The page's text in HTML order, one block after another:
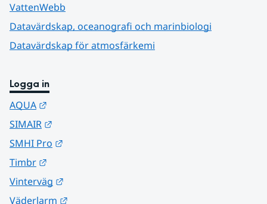
VattenWebb
Datavärdskap, oceanografi och marinbiologi
Datavärdskap för atmosfärkemi
Logga in
AQUA
SIMAIR
SMHI Pro
Timbr
Vinterväg
Väderlarm